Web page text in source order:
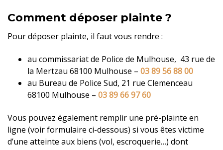
Comment déposer plainte ?
Pour déposer plainte, il faut vous rendre :
au commissariat de Police de Mulhouse, 43 rue de
la Mertzau 68100 Mulhouse – 03 89 56 88 00
au Bureau de Police Sud, 21 rue Clemenceau
68100 Mulhouse – 03 89 66 97 60
Vous pouvez également remplir une pré-plainte en
ligne (voir formulaire ci-dessous) si vous êtes victime
d’une atteinte aux biens (vol, escroquerie…) dont